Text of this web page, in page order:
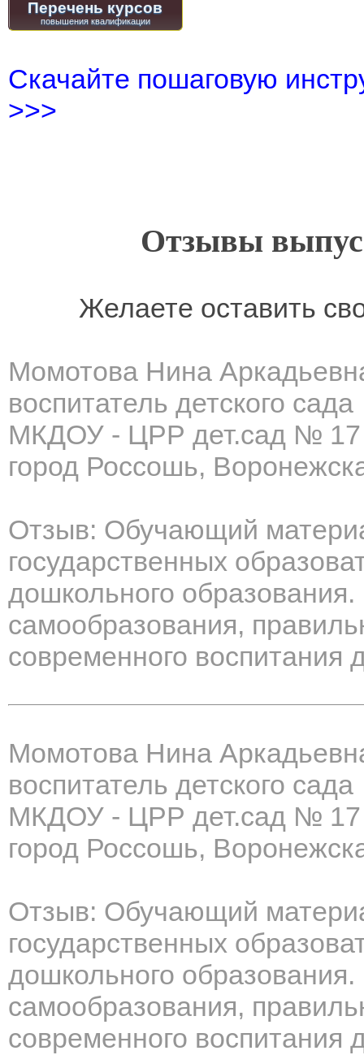
Перечень курсов
повышения квалификации
Скачайте пошаговую
>>>
Отзывы
Желаете оставить
Момотова Нина
воспитатель детского сада
МКДОУ - ЦРР дет.сад № 17
город Россошь,
Отзыв: Обучающий
государственных
дошкольного
самообразования,
современного воспитания
Момотова Нина
воспитатель детского сада
МКДОУ - ЦРР дет.сад № 17
город Россошь,
Отзыв: Обучающий
государственных
дошкольного
самообразования,
современного воспитания